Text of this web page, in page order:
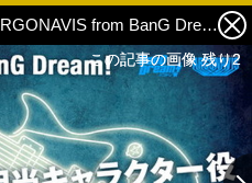
BanG Dream! 新プロジェクト ARGONAVIS from BanG Dream! キービジュアル公開＆新バンドのメンバーを大募集 3枚目の写真・画像
この記事の画像 残り2
この記事の画像 残り2